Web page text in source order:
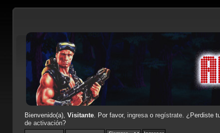
Bienvenido(a), Visitante. Por favor, ingresao regístrate. ¿Perdiste
de activación?